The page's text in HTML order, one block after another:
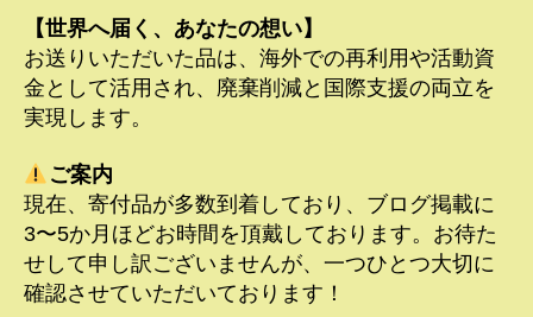
【世界へ届く、あなたの想い】
お送りいただいた品は、海外での再利用や活動資
金として活用され、廃棄削減と国際支援の両立を
実現します。
ご案内
現在、寄付品が多数到着しており、ブログ掲載に
3〜5か月ほどお時間を頂戴しております。お待た
せして申し訳ございませんが、一つひとつ大切に
確認させていただいております！